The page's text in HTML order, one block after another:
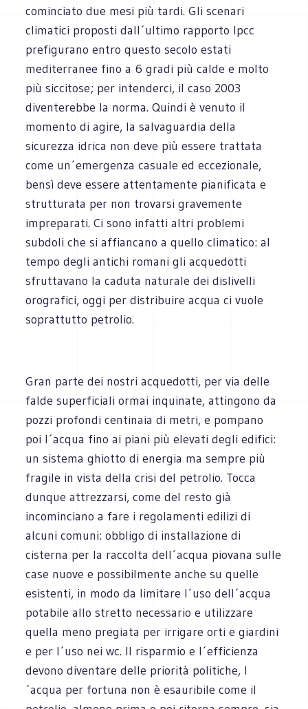
cominciato due mesi più tardi. Gli scenari
climatici proposti dall´ultimo rapporto Ipcc
prefigurano entro questo secolo estati
mediterranee fino a 6 gradi più calde e molto
più siccitose; per intenderci, il caso 2003
diventerebbe la norma. Quindi è venuto il
momento di agire, la salvaguardia della
sicurezza idrica non deve più essere trattata
come un´emergenza casuale ed eccezionale,
bensì deve essere attentamente pianificata e
strutturata per non trovarsi gravemente
impreparati. Ci sono infatti altri problemi
subdoli che si affiancano a quello climatico: al
tempo degli antichi romani gli acquedotti
sfruttavano la caduta naturale dei dislivelli
orografici, oggi per distribuire acqua ci vuole
soprattutto petrolio.
Gran parte dei nostri acquedotti, per via delle
falde superficiali ormai inquinate, attingono da
pozzi profondi centinaia di metri, e pompano
poi l´acqua fino ai piani più elevati degli edifici:
un sistema ghiotto di energia ma sempre più
fragile in vista della crisi del petrolio. Tocca
dunque attrezzarsi, come del resto già
incominciano a fare i regolamenti edilizi di
alcuni comuni: obbligo di installazione di
cisterna per la raccolta dell´acqua piovana sulle
case nuove e possibilmente anche su quelle
esistenti, in modo da limitare l´uso dell´acqua
potabile allo stretto necessario e utilizzare
quella meno pregiata per irrigare orti e giardini
e per l´uso nei wc. Il risparmio e l´efficienza
devono diventare delle priorità politiche, l
´acqua per fortuna non è esauribile come il